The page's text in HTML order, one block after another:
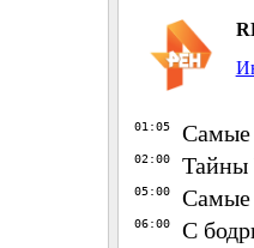
01:05 Самые
02:00 Тайны
05:00 Самые
06:00 С